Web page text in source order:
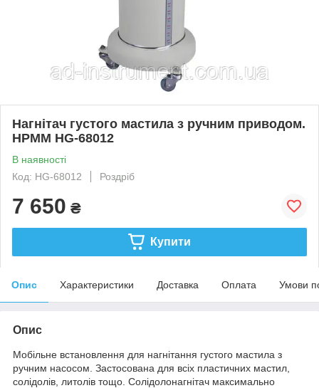
Нагнітач густого мастила з ручним приводом.
HPMM HG-68012
В наявності
Код: HG-68012
Роздріб
7 650 ₴
Купити
Опис Характеристики Доставка Оплата Умови
Опис
Мобільне встановлення для нагнітання густого мастила з
ручним насосом. Застосована для всіх пластичних мастил,
солідолів, литолів тощо. Солідолонагнітач максимально